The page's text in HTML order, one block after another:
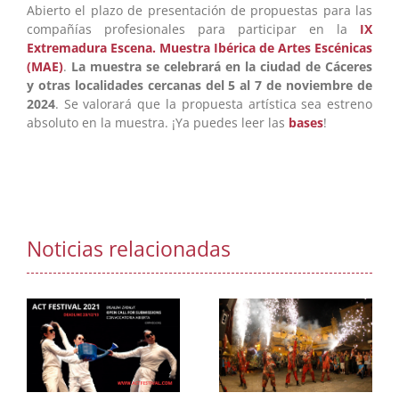
Abierto el plazo de presentación de propuestas para las
compañías profesionales para participar en la IX
Extremadura Escena. Muestra Ibérica de Artes Escénicas
(MAE). La muestra se celebrará en la ciudad de Cáceres
y otras localidades cercanas del 5 al 7 de noviembre de
2024. Se valorará que la propuesta artística sea estreno
absoluto en la muestra. ¡Ya puedes leer las bases!
Noticias relacionadas